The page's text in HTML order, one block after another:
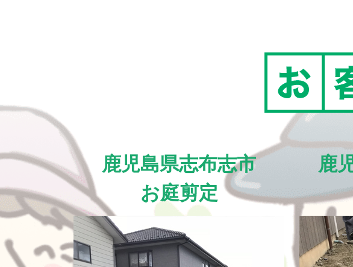
鹿児島県志布志市
お庭剪定
鹿